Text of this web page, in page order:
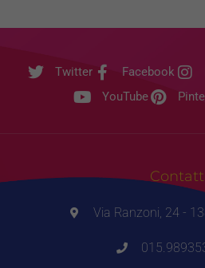
Twitter Facebook
YouTube
Via Ranzoni, 24 -